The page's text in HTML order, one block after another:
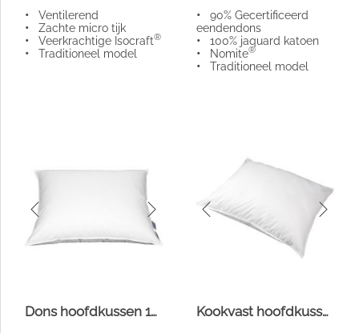
• Ventilerend
• Zachte micro tijk
• Veerkrachtige Isocraft®
• Traditioneel model
• 90% Gecertificeerd
eendendons
• 100% jaquard katoen
• Nomite®
• Traditioneel model
Dons hoofdkussen 15% Kookvast hoofdkussen